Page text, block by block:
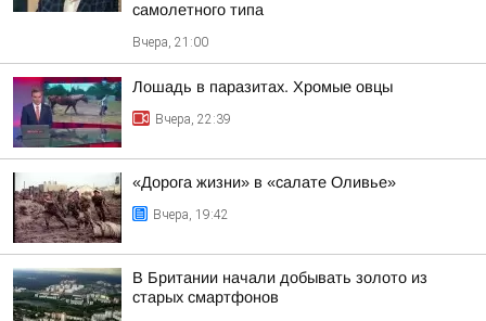
самолетного типа
Вчера, 21:00
Лошадь в паразитах. Хромые овцы
Вчера, 22:39
«Дорога жизни» в «салате Оливье»
Вчера, 19:42
В Британии начали добывать золото из
старых смартфонов